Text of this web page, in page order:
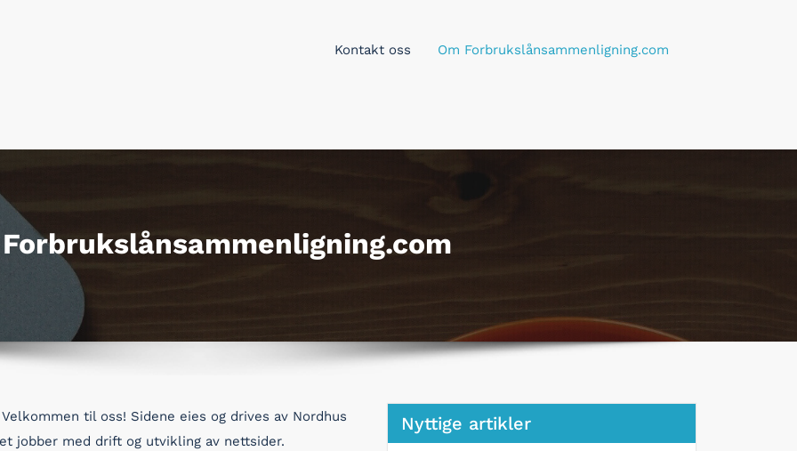
Kontakt oss Om Forbrukslånsammenligning.com
til oss! Sidene eies og drives av Nordhus
jobber med drift og utvikling av nettsider.
Nyttige artikler